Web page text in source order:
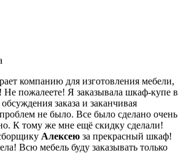
компанию для изготовления мебели,
пожалеете! Я заказывала шкаф-купе в
заказа и заканчивая
не было. Все было сделано очень
К тому же мне ещё скидку сделали!
Алексею за прекрасный шкаф!
Всю мебель буду заказывать только